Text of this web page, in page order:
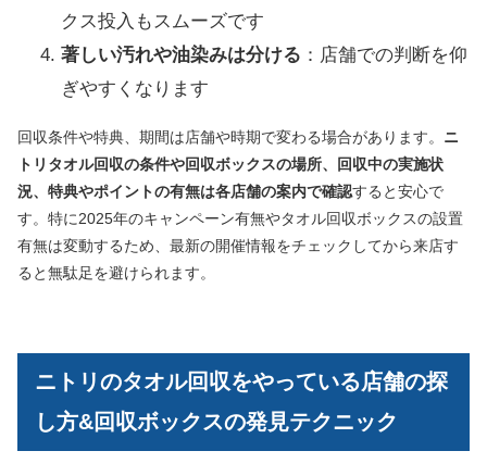
クス投入もスムーズです
著しい汚れや油染みは分ける ：店舗での判断を仰
ぎやすくなります
回収条件や特典、期間は店舗や時期で変わる場合があります。 ニ
トリタオル回収の条件や回収ボックスの場所、回収中の実施状
況、特典やポイントの有無は各店舗の案内で確認すると安心で
す。特に2025年のキャンペーン有無やタオル回収ボックスの設置
有無は変動するため、最新の開催情報をチェックしてから来店す
ると無駄足を避けられます。
ニトリのタオル回収をやっている店舗の探
し方&回収ボックスの発見テクニック